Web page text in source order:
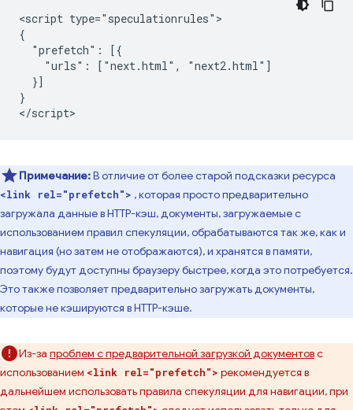
<script type="speculationrules">
{
  "prefetch": [{
    "urls": ["next.html", "next2.html"]
  }]
}
Примечание:В отличие от более старой подсказки ресурса
<link rel="prefetch"> , которая просто предварительно
загружала данные в HTTP-кэш, документы, загружаемые с
использованием правил спекуляции, обрабатываются так же, как и
навигация (но затем не отображаются), и хранятся в памяти,
поэтому будут доступны браузеру быстрее, когда это потребуется.
Это также позволяет предварительно загружать документы,
которые не кэшируются в HTTP-кэше.
Из-за проблем с предварительной загрузкой документовс
использованием <link rel="prefetch"> рекомендуется в
дальнейшем использовать правила спекуляции для навигации, при